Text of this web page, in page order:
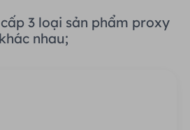
cấp 3 loại sản phẩm proxy
khác nhau;